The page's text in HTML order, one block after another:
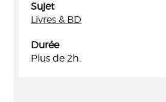
Sujet
Livres & BD
Durée
Plus de 2h.